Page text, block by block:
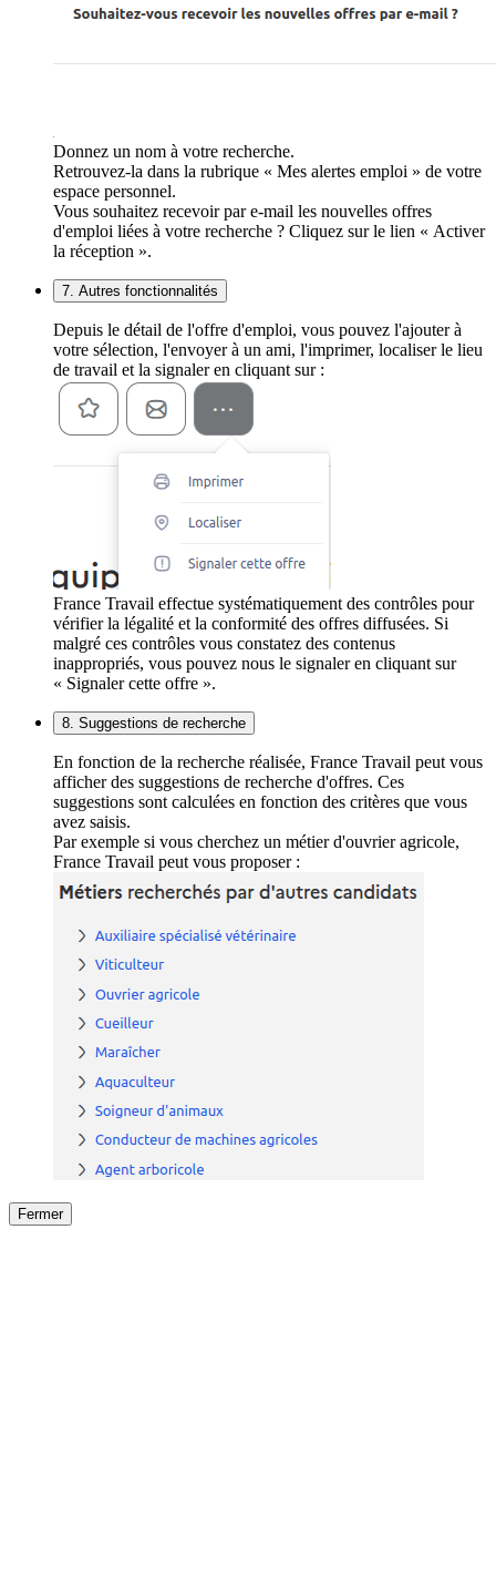
Donnez un nom à votre recherche.
Retrouvez-la dans la rubrique « Mes alertes emploi » de votre
espace personnel.
Vous souhaitez recevoir par e-mail les nouvelles offres
d'emploi liées à votre recherche ? Cliquez sur le lien « Activer
la réception ».
7. Autres fonctionnalités
Depuis le détail de l'offre d'emploi, vous pouvez l'ajouter à
votre sélection, l'envoyer à un ami, l'imprimer, localiser le lieu
de travail et la signaler en cliquant sur :
France Travail effectue systématiquement des contrôles pour
vérifier la légalité et la conformité des offres diffusées. Si
malgré ces contrôles vous constatez des contenus
inappropriés, vous pouvez nous le signaler en cliquant sur
« Signaler cette offre ».
8. Suggestions de recherche
En fonction de la recherche réalisée, France Travail peut vous
afficher des suggestions de recherche d'offres. Ces
suggestions sont calculées en fonction des critères que vous
avez saisis.
Par exemple si vous cherchez un métier d'ouvrier agricole,
France Travail peut vous proposer :
Fermer